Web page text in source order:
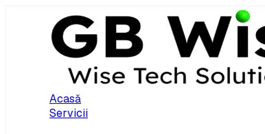
Acasă
Servicii